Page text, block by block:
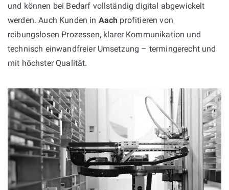
und können bei Bedarf vollständig digital abgewickelt
werden. Auch Kunden in Aach profitieren von
reibungslosen Prozessen, klarer Kommunikation und
technisch einwandfreier Umsetzung – termingerecht und
mit höchster Qualität.